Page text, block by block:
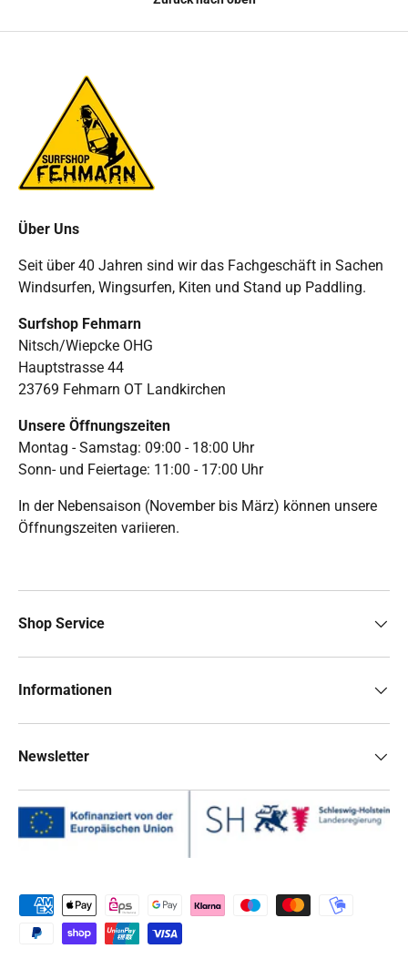
Über Uns
Seit über 40 Jahren sind wir das Fachgeschäft in Sachen
Windsurfen, Wingsurfen, Kiten und Stand up Paddling.
Surfshop Fehmarn
Nitsch/Wiepcke OHG
Hauptstrasse 44
23769 Fehmarn OT Landkirchen
Unsere Öffnungszeiten
Montag - Samstag: 09:00 - 18:00 Uhr
Sonn- und Feiertage: 11:00 - 17:00 Uhr
In der Nebensaison (November bis März) können unsere
Öffnungszeiten variieren.
Shop Service
Informationen
Newsletter
Zahlungsmethoden